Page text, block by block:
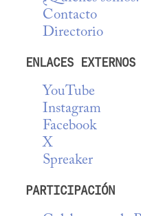
Contacto
Directorio
ENLACES EXTERNOS
YouTube
Instagram
Facebook
X
Spreaker
PARTICIPACIÓN